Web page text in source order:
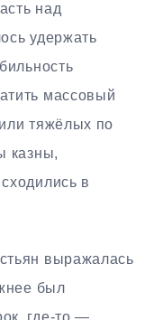
над
удержать
массовый
тяжёлых по
казны,
в
выражалась
был
где-то —